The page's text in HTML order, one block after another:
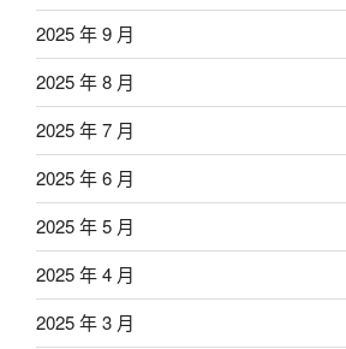
2025 年 9 月
2025 年 8 月
2025 年 7 月
2025 年 6 月
2025 年 5 月
2025 年 4 月
2025 年 3 月